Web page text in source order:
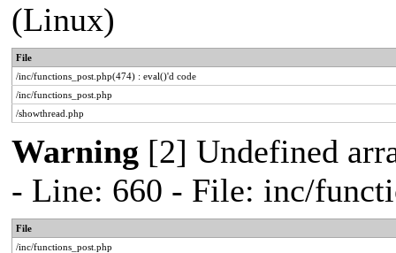
(Linux)
File
/inc/functions_post.php(474) : eval()'d code
/inc/functions_post.php
/showthread.php
Warning [2] Undefined
- Line: 660 - File: inc/
File
/inc/functions_post.php